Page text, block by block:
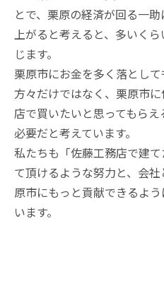
とで、栗原の経済が回る一
上がると考えると、多いく
じます。
栗原市にお金を多く落とし
方々だけではなく、栗原市
店で買いたいと思ってもら
必要だと考えています。
私たちも「佐藤工務店で建
て頂けるような努力と、会
原市にもっと貢献できるよ
います。